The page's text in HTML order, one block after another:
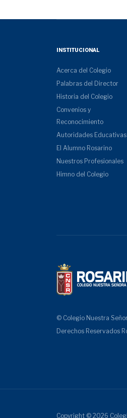
INSTITUCIONAL
Acerca del Colegio
Palabras del Director
Historia del Colegio
Convenios y
Reconocimiento
Autoridades Educativas
El Alumno Rosarino
Nuestros Profesionales
Himno del Colegio
© Colegio Nuestra
Derechos Reservados
Copyright © 2026